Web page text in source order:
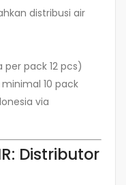
distribusi air
pack 12 pcs)
10 pack
via
Distributor